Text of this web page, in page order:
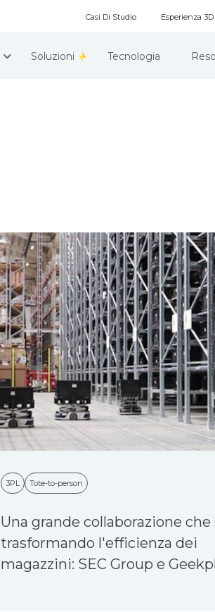
Casi Di Studio Esperienza 3D
Soluzioni Tecnologia
3PL Tote-to-person
Una grande collaborazione che
trasformando l'efficienza dei
magazzini: SEC Group e